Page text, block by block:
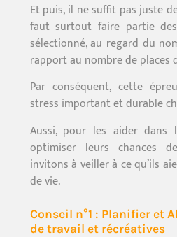
Et puis, il ne suffit pas juste
faut surtout faire partie
sélectionné, au regard du
rapport au nombre de places
Par conséquent, cette
stress important et durable
Aussi, pour les aider dans
optimiser leurs chances
invitons à veiller à ce qu’ils
de vie.
Conseil n°1 : Planifier et
de travail et récréatives